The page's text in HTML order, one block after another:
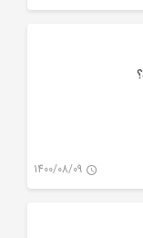
1400/08/09
تنباکو